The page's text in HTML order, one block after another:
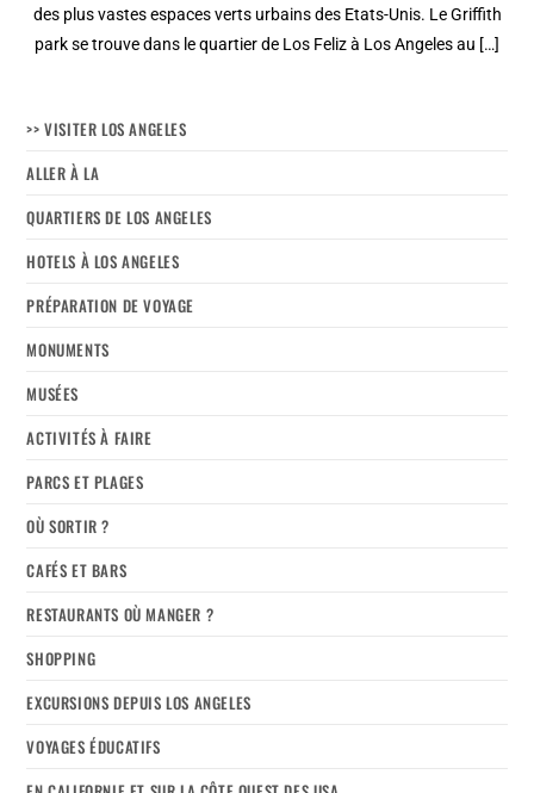
des plus vastes espaces verts urbains des Etats-Unis. Le Griffith
park se trouve dans le quartier de Los Feliz à Los Angeles au […]
>> VISITER LOS ANGELES
ALLER À LA
QUARTIERS DE LOS ANGELES
HOTELS À LOS ANGELES
PRÉPARATION DE VOYAGE
MONUMENTS
MUSÉES
ACTIVITÉS À FAIRE
PARCS ET PLAGES
OÙ SORTIR ?
CAFÉS ET BARS
RESTAURANTS OÙ MANGER ?
SHOPPING
EXCURSIONS DEPUIS LOS ANGELES
VOYAGES ÉDUCATIFS